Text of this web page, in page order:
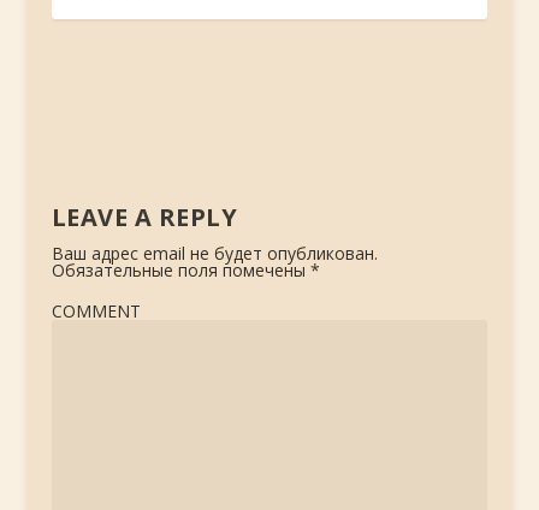
LEAVE A REPLY
Ваш адрес email не будет опубликован.
Обязательные поля помечены *
COMMENT